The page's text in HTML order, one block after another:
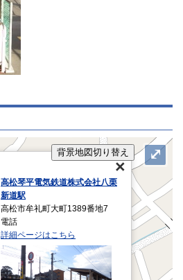
背景地図切り替え
高松琴平電気鉄道株式会社八栗
新道駅
高松市牟礼町大町1389番地7
電話
詳細ページはこちら
⤢